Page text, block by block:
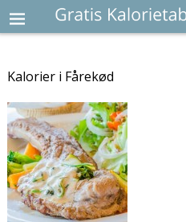
Kalorier i Fårekød